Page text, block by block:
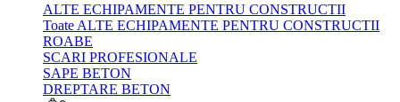
ALTE ECHIPAMENTE PENTRU CONSTRUCTII
Toate ALTE ECHIPAMENTE PENTRU CONSTRUCTII
ROABE
SCARI PROFESIONALE
SAPE BETON
DREPTARE BETON